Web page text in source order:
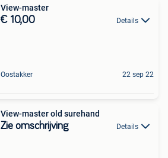
View-master
€ 10,00 Details
Oostakker 22 sep 22
View-master old surehand
Zie omschrijving Details